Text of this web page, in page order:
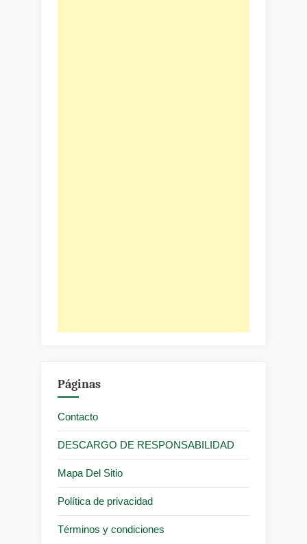
Páginas
Contacto
DESCARGO DE RESPONSABILIDAD
Mapa Del Sitio
Política de privacidad
Términos y condiciones